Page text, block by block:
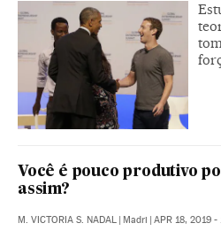
Você é pouco produtivo
assim?
M. VICTORIA S. NADAL | Madri | APR 18, 2019 -